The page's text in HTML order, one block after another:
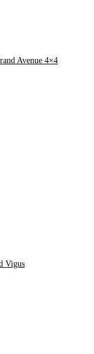
Avenue 4×4
Vigus